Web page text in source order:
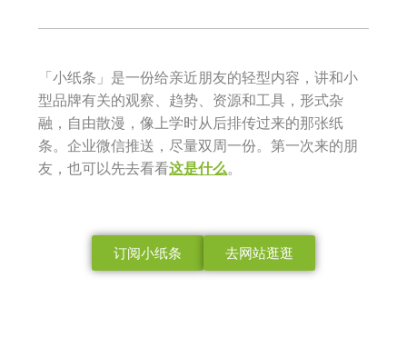
「小纸条」是一份给亲近朋友的轻型内容，讲和小
型品牌有关的观察、趋势、资源和工具，形式杂
融，自由散漫，像上学时从后排传过来的那张纸
条。企业微信推送，尽量双周一份。第一次来的朋
友，也可以先去看看这是什么。
订阅小纸条 去网站逛逛